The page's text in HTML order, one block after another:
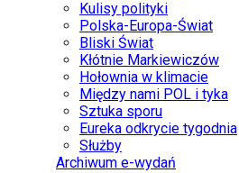
Kulisy polityki
Polska-Europa-Świat
Bliski Świat
Kłótnie Markiewiczów
Hołownia w klimacie
Między nami POL i tyka
Sztuka sporu
Eureka odkrycie tygodnia
Służby
Archiwum e-wydań